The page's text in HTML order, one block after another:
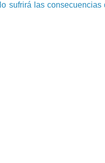
sufrirá las consecuencias